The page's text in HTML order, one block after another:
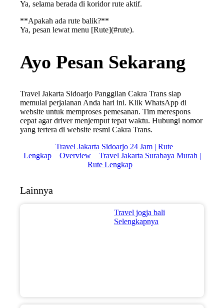
Ya, selama berada di koridor rute aktif.
**Apakah ada rute balik?**
Ya, pesan lewat menu [Rute](#rute).
Ayo Pesan Sekarang
Travel Jakarta Sidoarjo Panggilan Cakra Trans siap
memulai perjalanan Anda hari ini. Klik WhatsApp di
website untuk memproses pemesanan. Tim merespons
cepat agar driver menjemput tepat waktu. Hubungi nomor
yang tertera di website resmi Cakra Trans.
Travel Jakarta Sidoarjo 24 Jam | Rute
Lengkap
Overview
Travel Jakarta Surabaya Murah |
Rute Lengkap
Lainnya
Travel jogja bali
Selengkapnya